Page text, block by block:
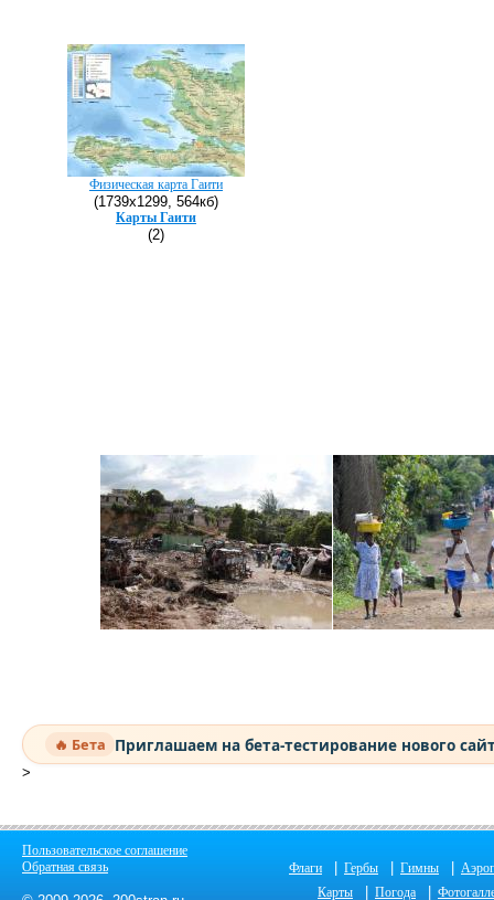
Физическая карта Гаити
(1739х1299, 564кб)
Карты Гаити
(2)
🔥 Бета Приглашаем на бета-тестирование нового
>
Пользовательское соглашение
Обратная связь
Флаги Гербы Гимны
Карты
Погода